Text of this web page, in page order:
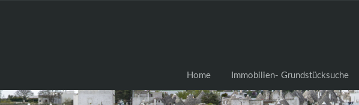
Home Immobilien- Grundstücksuche